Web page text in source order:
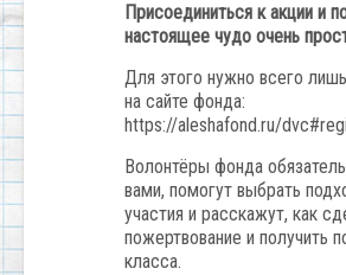
Присоединиться к акции и
настоящее чудо очень
Для этого нужно всего
на сайте фонда:
https://aleshafond.ru/
Волонтёры фонда
вами, помогут выбрать
участия и расскажут, как
пожертвование и получить
класса.